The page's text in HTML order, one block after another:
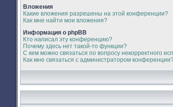
Вложения
Какие вложения разрешены на этой конференции?
Как мне найти мои вложения?
Информация о phpBB
Кто написал эту конференцию?
Почему здесь нет такой-то функции?
С кем можно связаться по вопросу некорректного
Как мне связаться с администратором